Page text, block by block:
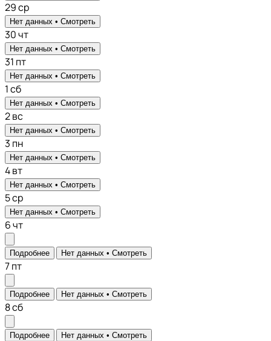
29ср
Нет данных • Смотреть
30чт
Нет данных • Смотреть
31 пт
Нет данных • Смотреть
1сб
Нет данных • Смотреть
2вс
Нет данных • Смотреть
3 пн
Нет данных • Смотреть
4вт
Нет данных • Смотреть
5ср
Нет данных • Смотреть
6чт
Подробнее Нет данных • Смотреть
7пт
Подробнее Нет данных • Смотреть
8сб
Подробнее Нет данных • Смотреть